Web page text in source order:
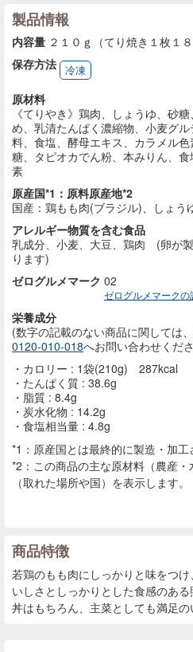
製品情報
内容量 ２１０ｇ（てり焼き１枚１
保存方法 冷凍
原材料
《てりやき》鶏肉、しょうゆ、砂
め、乳清たんぱく濃縮物、小麦グ
料、食塩、酵母エキス、カラメル
糖、タピオカでん粉、本みりん、
素
原産国*1：原料原産地*2
国産：鶏もも肉(ブラジル)、しょう
アレルギー物質を含む食品
乳成分、小麦、大豆、鶏肉 (卵が
ります)
ゼログルメマーク 02
ゼログルメマークの
栄養成分
(数字の記載のない商品に関しては
0120-010-018へお問い合わせくだ
カロリー : 1袋(210g) 287kcal
たんぱく質 : 38.6g
脂質 : 8.4g
炭水化物 : 14.2g
食塩相当量 : 4.8g
*1：原産国とは最終的に製造・加工
*2：この商品の主な原材料（農産
（取れた場所や国）を表示します。
商品特徴
若鶏のもも肉にしっかりと味をつ
いしさとしっかりとした食感のある
丼はもちろん、主菜としても満足の